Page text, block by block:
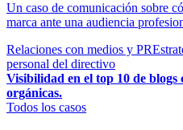
Un caso de comunicación sobre
marca ante una audiencia
Relaciones con medios y PR
personal del directivo
Visibilidad en el top 10 de
orgánicas.
Todos los casos